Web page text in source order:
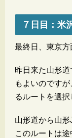
７日目：米
最終日、東京方
昨日来た山形
もよいのです
るルートを選択
山形道から山形
このルートは